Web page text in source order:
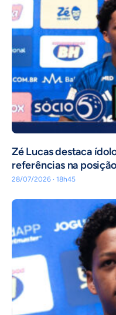
Zé Lucas destaca
referências na
28/07/2026 · 18h45